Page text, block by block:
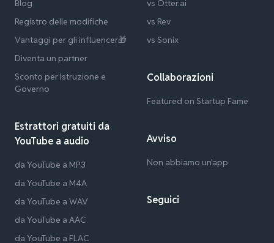
Blog
Registro delle modifiche
Vantaggi per gli influencer🎁
Diventa un partner
Sconto per Istruzione e
Governo
Estrattori gratuiti da
YouTube a audio
da YouTube a MP3
da YouTube a M4A
da YouTube a WAV
da YouTube a AAC
da YouTube a FLAC
vs Otter.ai
vs Rev
vs Sonix
Collaborazioni
Featured on Startup Fame
Avviso
Non abbiamo un'app
Seguici